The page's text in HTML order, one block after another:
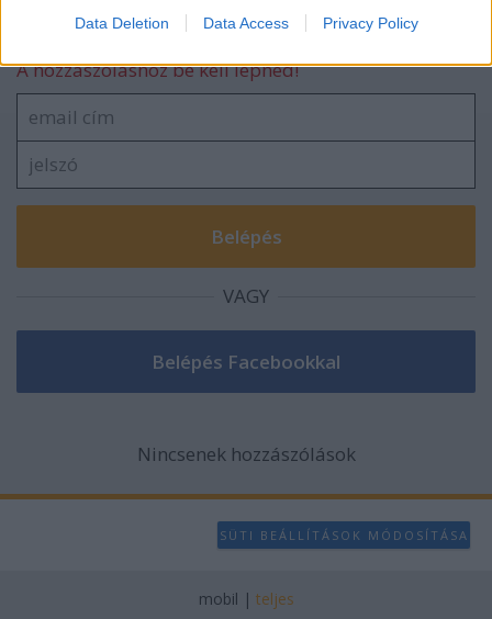
related to personalization.
I want to allow Google to enable storage
functionality and fraud prevention, and other
Data Deletion Data Access Privacy Policy
Szólj hozzá!
A hozzászóláshoz be kell lépned!
VAGY
Nincsenek hozzászólások
SÜTI BEÁLLÍTÁSOK MÓDOSÍTÁSA
mobil | teljes